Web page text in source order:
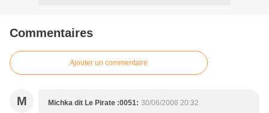
Commentaires
Ajouter un commentaire
M Michka dit Le Pirate :0051: 30/06/2008 20:32